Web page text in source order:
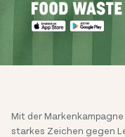
Mit der
starkes Zeichen gegen